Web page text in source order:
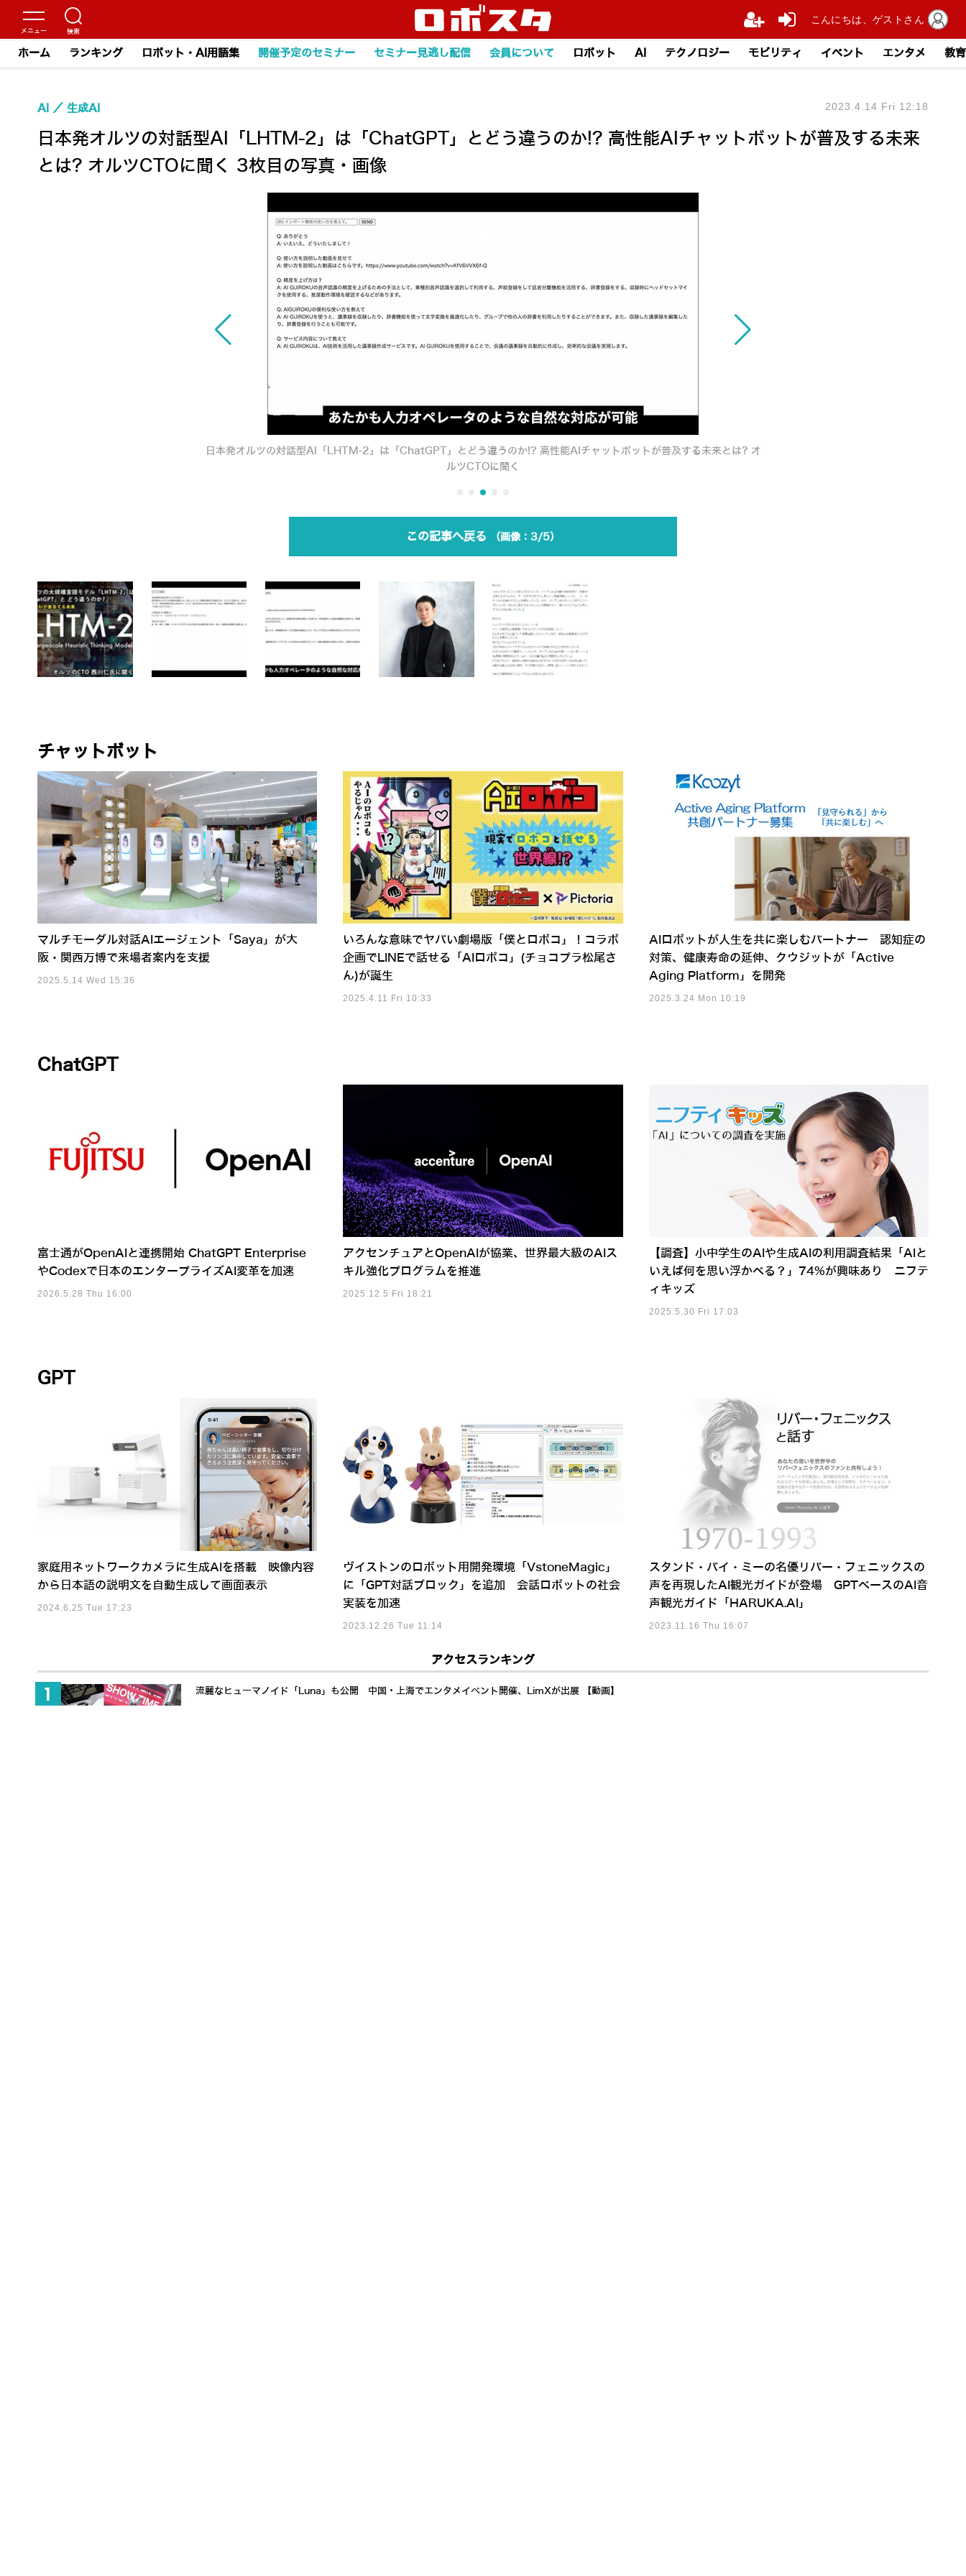
ホーム ランキング ロボット・AI用語集 開催予定のセミナー セミナー見逃し配信 会員について ロボット AI テクノロジー モビリティ イベント エンタメ 教育
日本発オルツの対話型AI「LHTM-2」は「ChatGPT」とどう違うのか!? 高性能AIチャットボットが普及する未来
とは? オルツCTOに聞く 3枚目の写真・画像
AI 生成AI 2023.4.14 Fri 12:18
日本発オルツの対話型AI「LHTM-2」は「ChatGPT」とどう違うのか!? 高性能AIチャットボットが普及する未来とは? オ
ルツCTOに聞く
この記事へ戻る 3/5
チャットボット
マルチモーダル対話AIエージェント「Saya」が大
阪・関西万博で来場者案内を支援
2025.5.14 Wed 15:36
いろんな意味でヤバい劇場版「僕とロボコ」！コラボ
企画でLINEで話せる「AIロボコ」(チョコプラ松尾さ
ん)が誕生
2025.4.11 Fri 10:33
AIロボットが人生を共に楽しむパートナー 認知症の
対策、健康寿命の延伸、クウジットが「Active
Aging Platform」を開発
2025.3.24 Mon 10:19
ChatGPT
富士通がOpenAIと連携開始 ChatGPT Enterprise
やCodexで日本のエンタープライズAI変革を加速
2026.5.28 Thu 16:00
アクセンチュアとOpenAIが協業、世界最大級のAIス
キル強化プログラムを推進
2025.12.5 Fri 18:21
【調査】小中学生のAIや生成AIの利用調査結果「AIと
いえば何を思い浮かべる？」74%が興味あり ニフテ
ィキッズ
2025.5.30 Fri 17:03
GPT
家庭用ネットワークカメラに生成AIを搭載 映像内容
から日本語の説明文を自動生成して画面表示
2024.6.25 Tue 17:23
ヴイストンのロボット用開発環境「VstoneMagic」
に「GPT対話ブロック」を追加 会話ロボットの社会
実装を加速
2023.12.26 Tue 11:14
スタンド・バイ・ミーの名優リバー・フェニックスの
声を再現したAI観光ガイドが登場 GPTベースのAI音
声観光ガイド「HARUKA.AI」
2023.11.16 Thu 16:07
アクセスランキング
流麗なヒューマノイド「Luna」も公開 中国・上海でエンタメイベント開催、LimXが出展 【動画】
こんにちは、ゲストさん